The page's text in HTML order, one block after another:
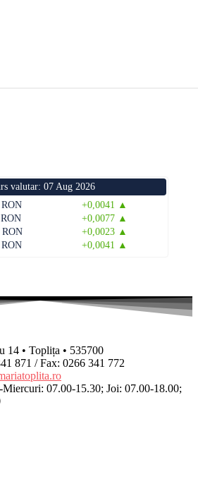
valutar: 07 Aug 2026
+0,0041 ▲
+0,0077 ▲
RON
+0,0023 ▲
+0,0041 ▲
14 • Toplița • 535700
871 / Fax: 0266 341 772
07.00-15.30; Joi: 07.00-18.00;